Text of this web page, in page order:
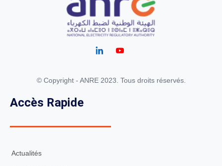
© Copyright - ANRE 2023. Tous droits réservés.
Accès Rapide
Actualités